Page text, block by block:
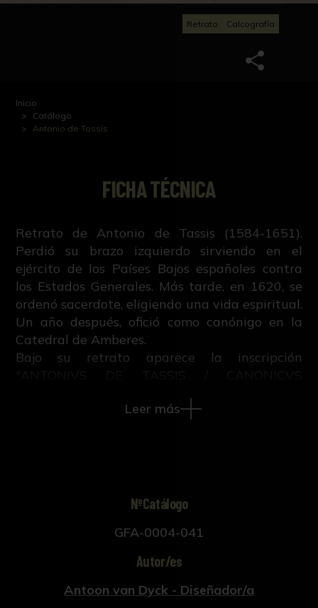
Retrato Calcografía
Inicio
Catálogo
Antonio de Tassis
FICHA TÉCNICA
Retrato de Antonio de Tassis (1584-1651).
Perdió su brazo izquierdo sirviendo en el
ejército de los Países Bajos españoles contra
los Estados Generales. Más tarde, en 1620, se
ordenó sacerdote, eligiendo una vida espiritual.
Un año después, ofició como canónigo en la
Catedral de Amberes.
Bajo su retrato aparece la inscripción
NEC NON OMNIS ELEGANTIÆ AMATOR ET
pintados por Anton Van Dyck y publicado en
Ámsterdam y Leipzig en 1759.
Leer más
NºCatálogo
GFA-0004-041
Autor/es
Antoon van Dyck - Diseñador/a